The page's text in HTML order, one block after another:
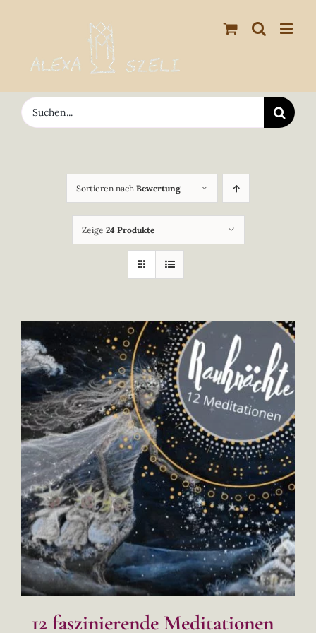
springen
Suche
nach:
Sortieren nach Bewertung
Zeige 24 Produkte
12 faszinierende Meditationen